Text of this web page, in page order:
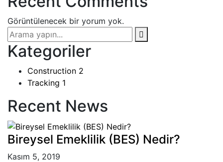
Görüntülenecek bir yorum yok.
Kategoriler
Construction 2
Tracking 1
Recent News
Bireysel Emeklilik (BES) Nedir?
Kasım 5, 2019